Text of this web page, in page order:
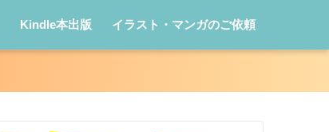
Kindle本出版 イラスト・マンガのご依頼